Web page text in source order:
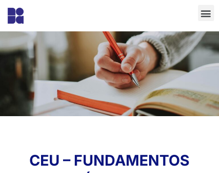
CEU – FUNDAMENTOS